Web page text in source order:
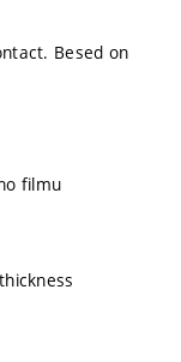
Besed on
filmu